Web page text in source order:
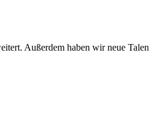
Außerdem haben wir neue